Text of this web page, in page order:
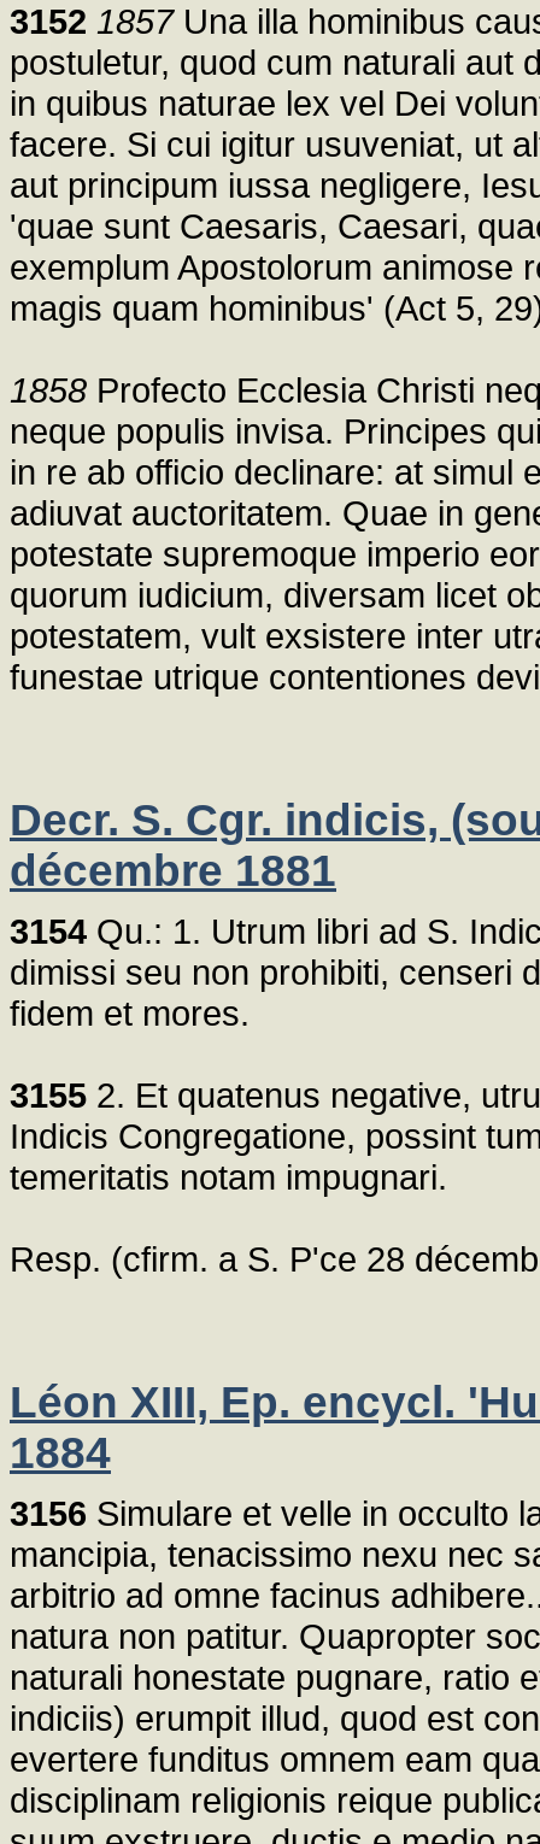
3152 1857Una illa hominibus
postuletur, quod cum naturali aut
in quibus naturae lex vel Dei
facere. Si cui igitur usuveniat, ut
aut principum iussa negligere,
'quae sunt Caesaris, Caesari,
exemplum Apostolorum animose
magis quam hominibus' (Act 5,
1858 Profecto Ecclesia Christi
neque populis invisa. Principes
in re ab officio declinare: at simul
adiuvat auctoritatem. Quae in
potestate supremoque imperio
quorum iudicium, diversam licet
potestatem, vult exsistere inter
funestae utrique contentiones
Decr. S. Cgr. indicis,
décembre 1881
3154 Qu.: 1. Utrum libri ad S.
dimissi seu non prohibiti, censeri
fidem et mores.
3155 2. Et quatenus negative,
Indicis Congregatione, possint
temeritatis notam impugnari.
Resp. (cfirm. a S. P'ce 28
Léon XIII, Ep. encycl.
1884
3156 Simulare et velle in occulto
mancipia, tenacissimo nexu nec
arbitrio ad omne facinus
natura non patitur. Quapropter
naturali honestate pugnare, ratio
indiciis) erumpit illud, quod est
evertere funditus omnem eam
disciplinam religionis reique